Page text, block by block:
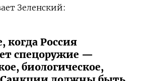
Зеленский:
когда Россия
спецоружие —
биологическое,